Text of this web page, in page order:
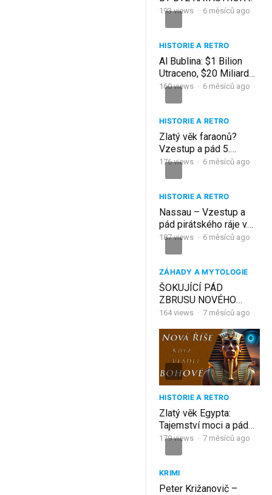
193views · 6 měsíců ago
HISTORIE A RETRO
Al Bublina: $1 Bilion
Utraceno, $20 Miliard
Příjmů = 70% Pád
160views · 6 měsíců ago
HISTORIE A RETRO
Zlatý věk faraonů?
Vzestup a pád 5.
dynastie Egypta | 3.
176views · 6 měsíců ago
HISTORIE A RETRO
Nassau – Vzestup a
pád pirátského ráje v
srdci Karibiku
187views · 6 měsíců ago
ZÁHADY A MYTOLOGIE
ŠOKUJÍCÍ PÁD
ZBRUSU NOVÉHO
MRÁKODRAPU!
164views · 7 měsíců ago
HISTORIE A RETRO
Zlatý věk Egypta:
Tajemství moci a pád
Nové říše (Kdo byli
179views · 7 měsíců ago
KRIMI
Peter Križanovič –